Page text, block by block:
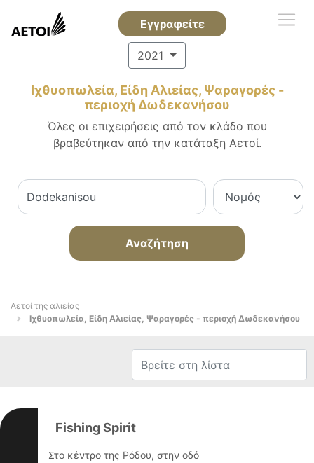
Εγγραφείτε
2021
Ιχθυοπωλεία, Είδη Αλιείας, Ψαραγορές -
περιοχή Δωδεκανήσου
Όλες οι επιχειρήσεις από τον κλάδο που
βραβεύτηκαν από την κατάταξη Αετοί.
Αναζήτηση
Αετοί της αλιείας
Ιχθυοπωλεία, Είδη Αλιείας, Ψαραγορές - περιοχή Δωδεκανήσου
Fishing Spirit
Στο κέντρο της Ρόδου, στην οδό